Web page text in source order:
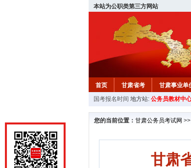
本站为公职类第三方网站
首页 甘肃省考 甘肃事业单
国考报名时间 地方站: 公务员教材中
您的当前位置： 甘肃公务员考试网 >>
甘肃